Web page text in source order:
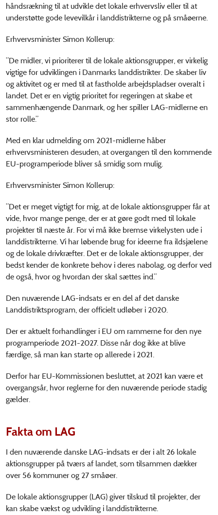
håndsrækning til at udvikle det lokale erhvervsliv eller til at
understøtte gode levevilkår i landdistrikterne og på småøerne.
Erhvervsminister Simon Kollerup:
”De midler, vi prioriterer til de lokale aktionsgrupper, er virkelig
vigtige for udviklingen i Danmarks landdistrikter. De skaber liv
og aktivitet og er med til at fastholde arbejdspladser overalt i
landet. Det er en vigtig prioritet for regeringen at skabe et
sammenhængende Danmark, og her spiller LAG-midlerne en
stor rolle.”
Med en klar udmelding om 2021-midlerne håber
erhvervsministeren desuden, at overgangen til den kommende
EU-programperiode bliver så smidig som mulig.
Erhvervsminister Simon Kollerup:
”Det er meget vigtigt for mig, at de lokale aktionsgrupper får at
vide, hvor mange penge, der er at gøre godt med til lokale
projekter til næste år. For vi må ikke bremse virkelysten ude i
landdistrikterne. Vi har løbende brug for ideerne fra ildsjælene
og de lokale drivkræfter. Det er de lokale aktionsgrupper, der
bedst kender de konkrete behov i deres nabolag, og derfor ved
de også, hvor og hvordan der skal sættes ind.”
Den nuværende LAG-indsats er en del af det danske
Landdistriktsprogram, der officielt udløber i 2020.
Der er aktuelt forhandlinger i EU om rammerne for den nye
programperiode 2021-2027. Disse når dog ikke at blive
færdige, så man kan starte op allerede i 2021.
Derfor har EU-Kommissionen besluttet, at 2021 kan være et
overgangsår, hvor reglerne for den nuværende periode stadig
gælder.
Fakta om LAG
I den nuværende danske LAG-indsats er der i alt 26 lokale
aktionsgrupper på tværs af landet, som tilsammen dækker
over 56 kommuner og 27 småøer.
De lokale aktionsgrupper (LAG) giver tilskud til projekter, der
kan skabe vækst og udvikling i landdistrikterne.